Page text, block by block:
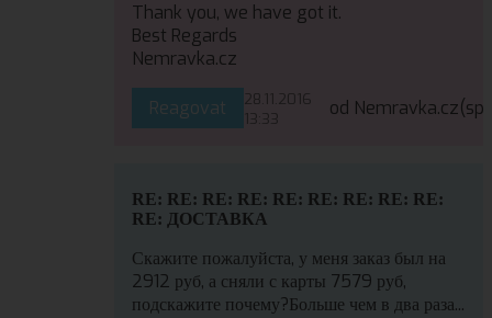
Thank you, we have got it.
Best Regards
Nemravka.cz
Reagovat
28.11.2016
13:33
od Nemravka.cz
RE: RE: RE: RE: RE: RE: RE: RE: RE:
RE: ДОСТАВКА
Скажите пожалуйста, у меня заказ был на
2912 руб, а сняли с карты 7579 руб,
подскажите почему?Больше чем в два раза...